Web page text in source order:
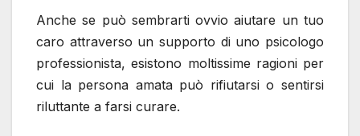
Anche se può sembrarti ovvio aiutare un tuo
caro attraverso un supporto di uno psicologo
professionista, esistono moltissime ragioni per
cui la persona amata può rifiutarsi o sentirsi
riluttante a farsi curare.